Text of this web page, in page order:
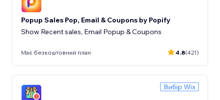
Popup Sales Pop, Email & Coupons by Popify
Show Recent sales, Email Popup & Coupons
Має безкоштовний план 4.8(421)
Вибір Wix